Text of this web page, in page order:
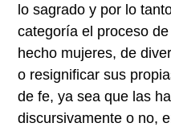
lo sagrado y por lo
categoría el proceso
hecho mujeres, de
o resignificar sus
de fe, ya sea que las
discursivamente o no,